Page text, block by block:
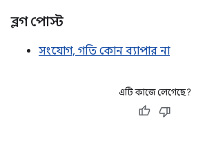
ব্লগ পোস্ট
সংযোগ, গতি কোন ব্যাপার না
এটি কাজে লেগেছে?